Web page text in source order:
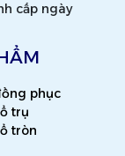
cấp ngày
phục
trụ
tròn